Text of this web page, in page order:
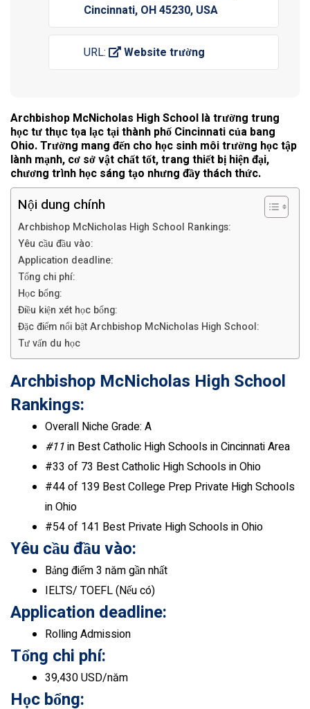
Cincinnati, OH 45230, USA
URL: Website trường
Archbishop McNicholas High School là trường trung
học tư thục tọa lạc tại thành phố Cincinnati của bang
Ohio. Trường mang đến cho học sinh môi trường học tập
lành mạnh, cơ sở vật chất tốt, trang thiết bị hiện đại,
chương trình học sáng tạo nhưng đầy thách thức.
Nội dung chính
Archbishop McNicholas High School Rankings:
Yêu cầu đầu vào:
Application deadline:
Tổng chi phí:
Học bổng:
Điều kiện xét học bổng:
Đặc điểm nổi bật Archbishop McNicholas High School:
Tư vấn du học
Archbishop McNicholas High School
Rankings:
Overall Niche Grade: A
#11in Best Catholic High Schools in Cincinnati Area
#33 of 73 Best Catholic High Schools in Ohio
#44of 139 Best College Prep Private High Schools
in Ohio
#54of 141 Best Private High Schools in Ohio
Yêu cầu đầu vào:
Bảng điểm 3 năm gần nhất
IELTS/ TOEFL (Nếu có)
Application deadline:
Rolling Admission
Tổng chi phí:
39,430 USD/năm
Học bổng: